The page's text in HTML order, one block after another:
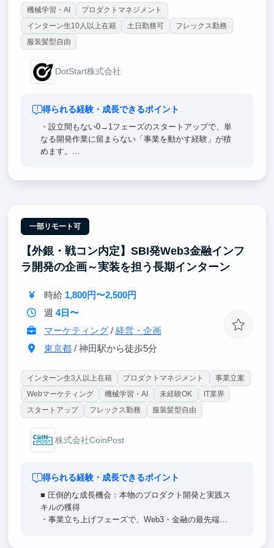
機械学習・AI
プロダクトマネジメント
インターン生10人以上在籍
土日勤務可
フレックス勤務
服装髪型自由
DotStart株式会社
得られる経験・成長できるポイント
・設立間もない0→1フェーズのスタートアップで、単
なる開発作業に留まらない「事業を動かす経験」が積
めます。
年後にはフリーランスやPMとして活躍できるレベル
の実践力を養成します。
「技術×ビジネス」の両輪を最速で回し、自らの手で
会社をスケールさせる手応えは、他では得られない成
を高めたい方の挑戦を待っています。
一部リモート可
【外銀・戦コン内定】SBI発Web3金融インフ
ラ開発の企画～実装を担う長期インターン
時給 1,800円〜2,500円
週 4日〜
マーケティング/ 経営・企画
東京都/ 神田駅から徒歩5分
インターン生3人以上在籍 プロダクトマネジメント
事業立案
Webマーケティング
機械学習・AI 未経験OK
IT業界
スタートアップ
フレックス勤務 服装髪型自由
株式会社CoinPost
得られる経験・成長できるポイント
■ 圧倒的な成長機会：本物のプロダクト開発と実践ス
キルの獲得
・事業立ち上げフェーズで、Web3・金融の最先端プ